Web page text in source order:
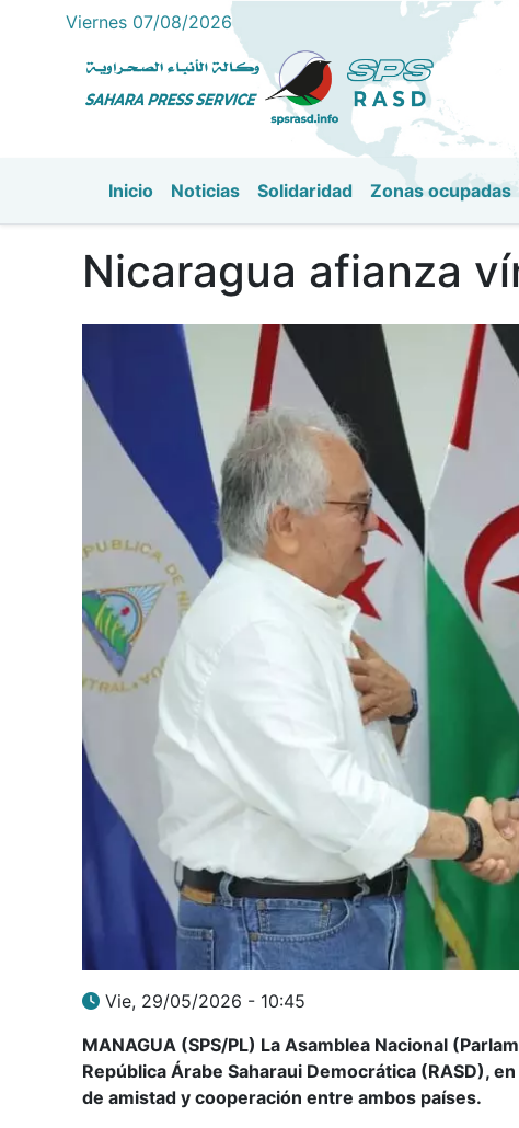
Viernes 07/08/2026
Inicio Noticias Solidaridad Zonas ocupadas
Nicaragua afianza
Vie, 29/05/2026 - 10:45
MANAGUA (SPS/PL) La Asamblea Nacional
República Árabe Saharaui Democrática (RASD),
de amistad y cooperación entre ambos países.